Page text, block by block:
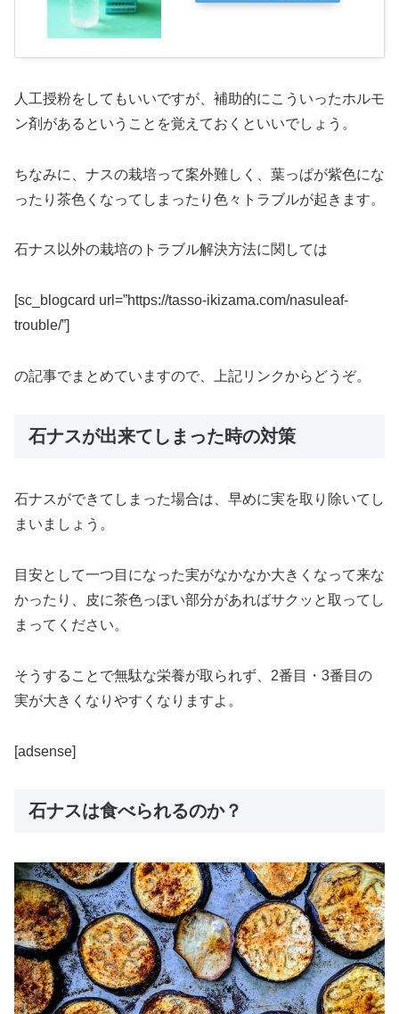
人工授粉をしてもいいですが、補助的にこういったホルモ
ン剤があるということを覚えておくといいでしょう。
ちなみに、ナスの栽培って案外難しく、葉っぱが紫色にな
ったり茶色くなってしまったり色々トラブルが起きます。
石ナス以外の栽培のトラブル解決方法に関しては
[sc_blogcard url=”https://tasso-ikizama.com/nasuleaf-
trouble/”]
の記事でまとめていますので、上記リンクからどうぞ。
石ナスが出来てしまった時の対策
石ナスができてしまった場合は、早めに実を取り除いてし
まいましょう。
目安として一つ目になった実がなかなか大きくなって来な
かったり、皮に茶色っぽい部分があればサクッと取ってし
まってください。
そうすることで無駄な栄養が取られず、2番目・3番目の
実が大きくなりやすくなりますよ。
[adsense]
石ナスは食べられるのか？